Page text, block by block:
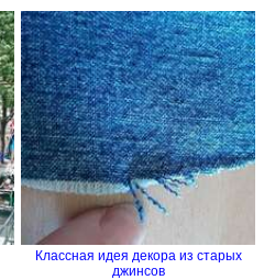
Классная идея декора из старых
джинсов